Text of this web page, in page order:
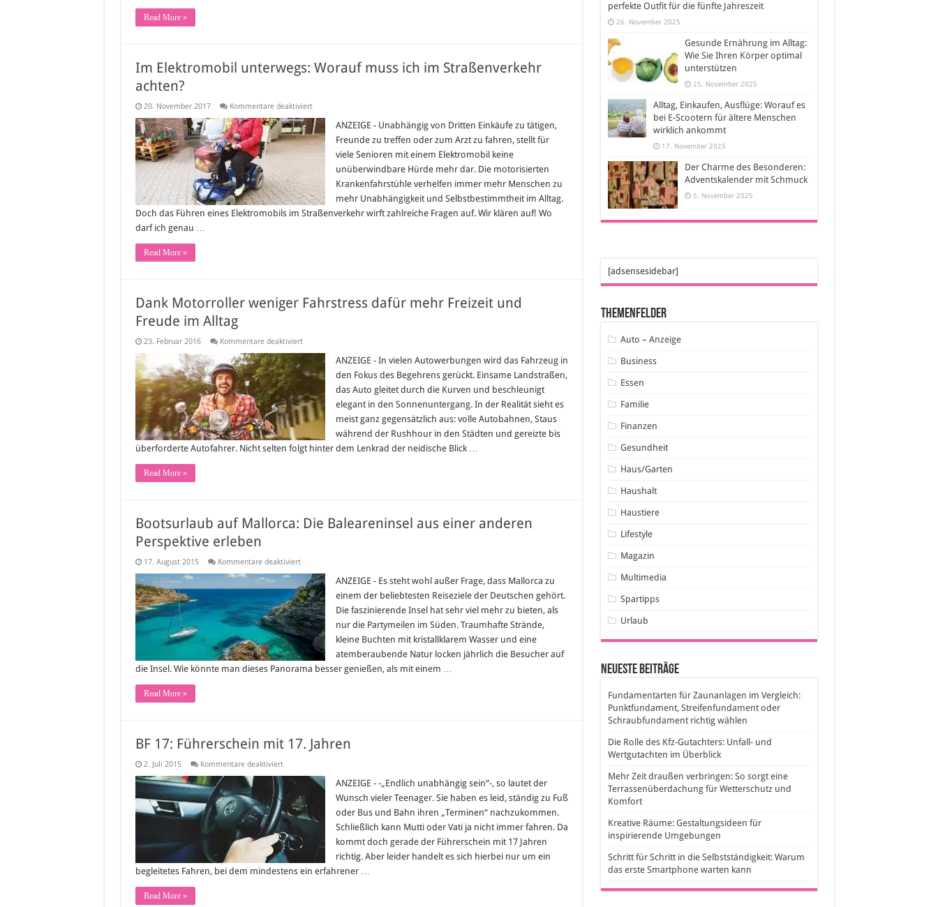
Read More »
Im Elektromobil unterwegs: Worauf muss ich im Straßenverkehr
achten?
20. November 2017 Kommentare deaktiviertfür
Elektromobil
unterwegs:
Worauf
Straßenverkehr
achten?
ANZEIGE - Unabhängig von Dritten Einkäufe zu tätigen,
Freunde zu treffen oder zum Arzt zu fahren, stellt für
viele Senioren mit einem Elektromobil keine
unüberwindbare Hürde mehr dar. Die motorisierten
Krankenfahrstühle verhelfen immer mehr Menschen zu
mehr Unabhängigkeit und Selbstbestimmtheit im Alltag.
Doch das Führen eines Elektromobils im Straßenverkehr wirft zahlreiche Fragen auf. Wir klären auf! Wo
darf ich genau …
Read More »
Dank Motorroller weniger Fahrstress dafür mehr Freizeit und
Freude im Alltag
23. Februar 2016 Kommentare deaktiviertfür
Motorroller
weniger
Fahrstress
mehr
Freizeit
und
Freude
Alltag
ANZEIGE - In vielen Autowerbungen wird das Fahrzeug in
den Fokus des Begehrens gerückt. Einsame Landstraßen,
das Auto gleitet durch die Kurven und beschleunigt
elegant in den Sonnenuntergang. In der Realität sieht es
meist ganz gegensätzlich aus: volle Autobahnen, Staus
während der Rushhour in den Städten und gereizte bis
überforderte Autofahrer. Nicht selten folgt hinter dem Lenkrad der neidische Blick …
Read More »
Bootsurlaub auf Mallorca: Die Baleareninsel aus einer anderen
Perspektive erleben
17. August 2015 Kommentare deaktiviertfür
auf
Mallorca:
Die
Baleareninsel
aus
einer
anderen
Perspektive
erleben
ANZEIGE - Es steht wohl außer Frage, dass Mallorca zu
einem der beliebtesten Reiseziele der Deutschen gehört.
Die faszinierende Insel hat sehr viel mehr zu bieten, als
nur die Partymeilen im Süden. Traumhafte Strände,
kleine Buchten mit kristallklarem Wasser und eine
atemberaubende Natur locken jährlich die Besucher auf
die Insel. Wie könnte man dieses Panorama besser genießen, als mit einem …
Read More »
BF 17: Führerschein mit 17. Jahren
2. Juli 2015 Kommentare deaktiviertfür
17:
Führerschein
mit
17.
Jahren
ANZEIGE - -„Endlich unabhängig sein“-, so lautet der
Wunsch vieler Teenager. Sie haben es leid, ständig zu Fuß
oder Bus und Bahn ihren „Terminen“ nachzukommen.
Schließlich kann Mutti oder Vati ja nicht immer fahren. Da
kommt doch gerade der Führerschein mit 17 Jahren
richtig. Aber leider handelt es sich hierbei nur um ein
begleitetes Fahren, bei dem mindestens ein erfahrener …
Read More »
perfekte Outfit für die fünfte Jahreszeit
26. November 2025
Gesunde Ernährung im Alltag:
Wie Sie Ihren Körper optimal
unterstützen
25. November 2025
Alltag, Einkaufen, Ausflüge: Worauf es
bei E-Scootern für ältere Menschen
wirklich ankommt
17. November 2025
Der Charme des Besonderen:
Adventskalender mit Schmuck
5. November 2025
[adsensesidebar]
Themenfelder
Auto – Anzeige
Business
Essen
Familie
Finanzen
Gesundheit
Haus/Garten
Haushalt
Haustiere
Lifestyle
Magazin
Multimedia
Spartipps
Urlaub
Neueste Beiträge
Fundamentarten für Zaunanlagen im Vergleich:
Punktfundament, Streifenfundament oder
Schraubfundament richtig wählen
Die Rolle des Kfz-Gutachters: Unfall- und
Wertgutachten im Überblick
Mehr Zeit draußen verbringen: So sorgt eine
Terrassenüberdachung für Wetterschutz und
Komfort
Kreative Räume: Gestaltungsideen für
inspirierende Umgebungen
Schritt für Schritt in die Selbstständigkeit: Warum
das erste Smartphone warten kann